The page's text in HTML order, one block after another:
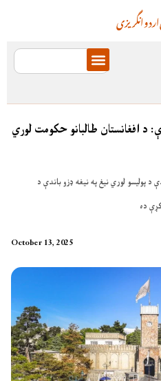
انگریزیاردو
د افغانستان طالبانو حکومت لوري
پولیسو لوري نیغ په نیغه ډزو باندې د
ده
October 13, 2025